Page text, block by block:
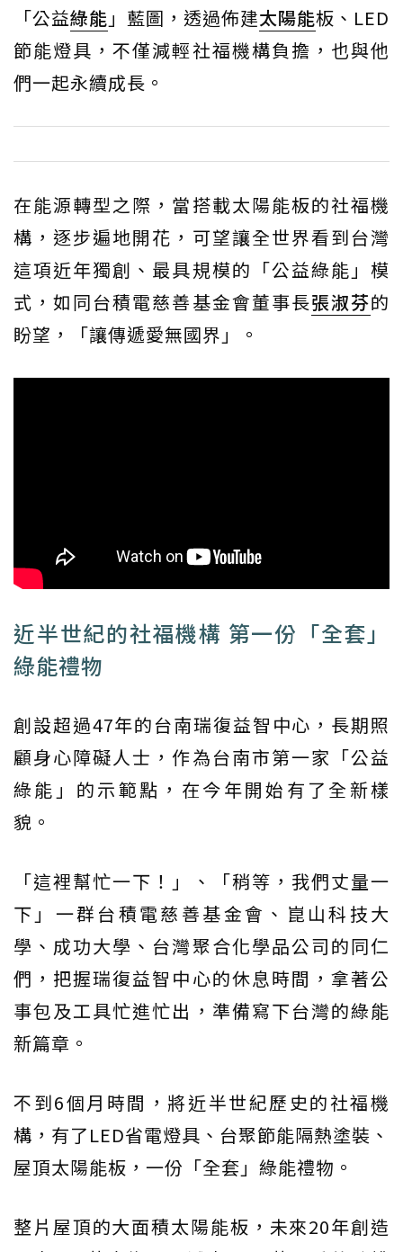
「公益綠能 」藍圖，透過佈建太陽能板、LED
節能燈具，不僅減輕社福機構負擔，也與他
們一起永續成長。
在能源轉型之際，當搭載太陽能板的社福機
構，逐步遍地開花，可望讓全世界看到台灣
這項近年獨創、最具規模的「公益綠能」模
式，如同台積電慈善基金會董事長張淑芬的
盼望，「讓傳遞愛無國界」。
近半世紀的社福機構 第一份「全套」
綠能禮物
創設超過47年的台南瑞復益智中心，長期照
顧身心障礙人士，作為台南市第一家「公益
綠能」的示範點，在今年開始有了全新樣
貌。
「這裡幫忙一下！」、「稍等，我們丈量一
下」一群台積電慈善基金會、崑山科技大
學、成功大學、台灣聚合化學品公司的同仁
們，把握瑞復益智中心的休息時間，拿著公
事包及工具忙進忙出，準備寫下台灣的綠能
新篇章。
不到6個月時間，將近半世紀歷史的社福機
構，有了LED省電燈具、台聚節能隔熱塗裝、
屋頂太陽能板，一份「全套」綠能禮物。
整片屋頂的大面積太陽能板，未來20年創造